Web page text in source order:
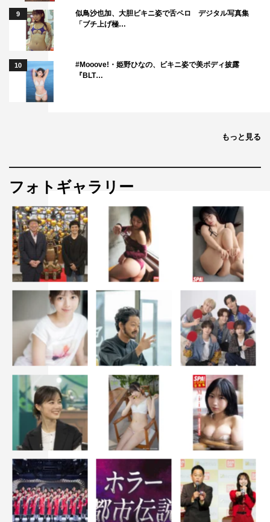
9
似鳥沙也加、大胆ビキニ姿で舌ペロ デジタル写真集
「ブチ上げ極…
10
#Mooove!・姫野ひなの、ビキニ姿で美ボディ披露
『BLT…
もっと見る
フォトギャラリー